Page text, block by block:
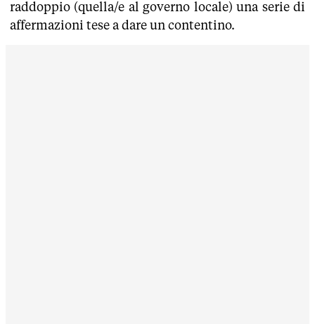
raddoppio (quella/e al governo locale) una serie di
affermazioni tese a dare un contentino.